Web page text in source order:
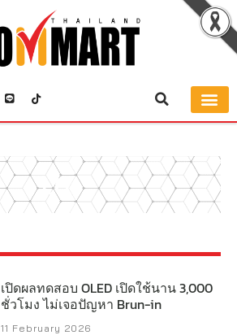
LG
เปิดผลทดสอบ OLED เปิดใช้นาน 3,000
ชั่วโมง ไม่เจอปัญหา Brun-in
11 February 2026